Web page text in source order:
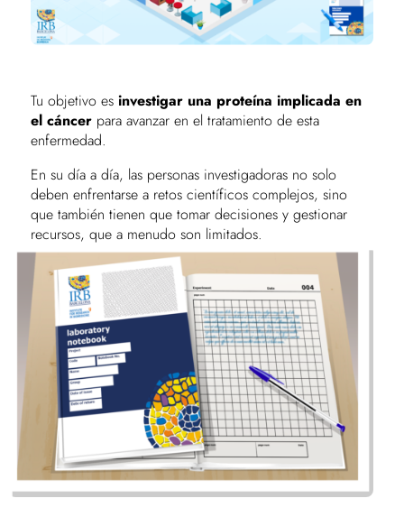
Tu objetivo es investigar una proteína implicada en
el cáncerpara avanzar en el tratamiento de esta
enfermedad.
En su día a día, las personas investigadoras no solo
deben enfrentarse a retos científicos complejos, sino
que también tienen que tomar decisiones y gestionar
recursos, que a menudo son limitados.